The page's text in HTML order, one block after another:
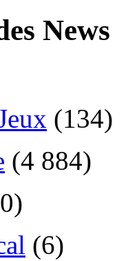
News
(134)
(4 884)
(6)